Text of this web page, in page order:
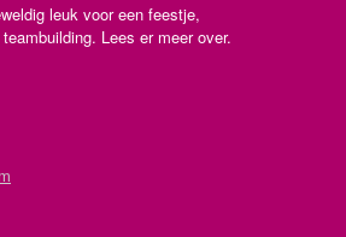
leuk voor een feestje,
Lees er meer over.